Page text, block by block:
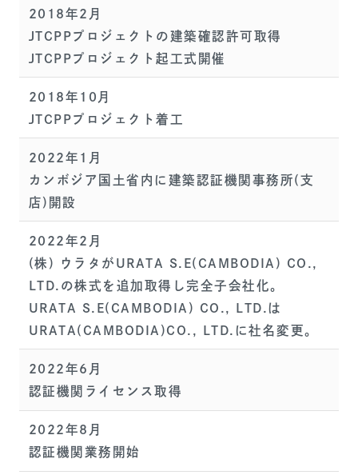
2018年2月
JTCPPプロジェクトの建築確認許可取得
JTCPPプロジェクト起工式開催
2018年10月
JTCPPプロジェクト着工
2022年1月
カンボジア国土省内に建築認証機関事務所(支
店)開設
2022年2月
(株) ウラタがURATA S.E(CAMBODIA) CO.,
LTD.の株式を追加取得し完全子会社化。
URATA S.E(CAMBODIA) CO., LTD.は
URATA(CAMBODIA)CO., LTD.に社名変更。
2022年6月
認証機関ライセンス取得
2022年8月
認証機関業務開始